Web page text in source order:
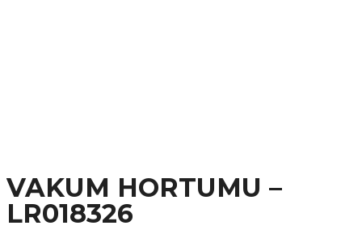
VAKUM HORTUMU –
LR018326